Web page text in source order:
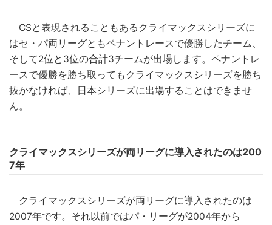
CSと表現されることもあるクライマックスシリーズに
はセ・パ両リーグともペナントレースで優勝したチーム、
そして2位と3位の合計3チームが出場します。ペナントレ
ースで優勝を勝ち取ってもクライマックスシリーズを勝ち
抜かなければ、日本シリーズに出場することはできませ
ん。
クライマックスシリーズが両リーグに導入されたのは200
7年
クライマックスシリーズが両リーグに導入されたのは
2007年です。それ以前ではパ・リーグが2004年から